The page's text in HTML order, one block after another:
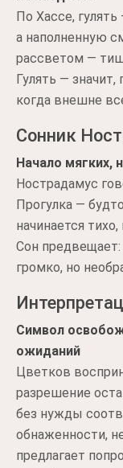
По Хассе,
а наполненную
рассветом —
Гулять —
когда внешне
Сонник
Начало мягких,
Нострадамус
Прогулка —
начинается
Сон
громко, но
Символ
ожиданий
Цветков
разрешение
без нужды
обнаженности,
предлагает